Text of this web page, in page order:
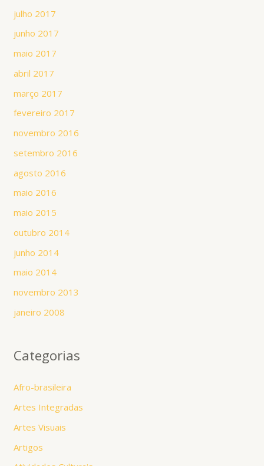
julho 2017
junho 2017
maio 2017
abril 2017
março 2017
fevereiro 2017
novembro 2016
setembro 2016
agosto 2016
maio 2016
maio 2015
outubro 2014
junho 2014
maio 2014
novembro 2013
janeiro 2008
Categorias
Afro-brasileira
Artes Integradas
Artes Visuais
Artigos